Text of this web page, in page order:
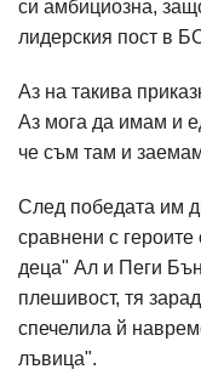
си амбициозна,
лидерския пост в
Аз на такива
Аз мога да имам и
че съм там и
След победата им
сравнени с
деца" Ал и Пеги
плешивост, тя
спечелила й
лъвица".